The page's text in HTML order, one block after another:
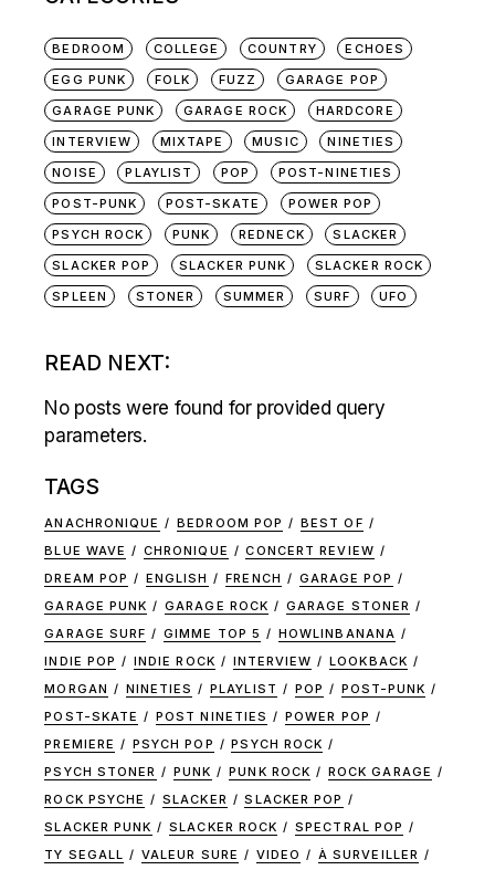
BEDROOM COLLEGE COUNTRY
ECHOES
EGG PUNK
FOLK FUZZ
GARAGE POP
GARAGE PUNK
GARAGE ROCK
HARDCORE
INTERVIEW
MIXTAPE MUSIC
NINETIES
NOISE
PLAYLIST POP
POST-NINETIES
POST-PUNK
POST-SKATE
POWER POP
PSYCH ROCK
PUNK REDNECK
SLACKER
SLACKER POP
SLACKER PUNK
SLACKER ROCK
SPLEEN
STONER SUMMER SURF UFO
READ NEXT:
No posts were found for provided query
parameters.
TAGS
ANACHRONIQUE BEDROOM POP
BEST OF
BLUE WAVE
CHRONIQUE
CONCERT REVIEW
DREAM POP
ENGLISH FRENCH
GARAGE POP
GARAGE PUNK
GARAGE ROCK
GARAGE STONER
GARAGE SURF
GIMME TOP 5
HOWLINBANANA
INDIE POP
INDIE ROCK INTERVIEW
LOOKBACK
MORGAN
NINETIES PLAYLIST POP
POST-PUNK
POST-SKATE
POST NINETIES
POWER POP
PREMIERE
PSYCH POP
PSYCH ROCK
PSYCH STONER
PUNK PUNK ROCK
ROCK GARAGE
ROCK PSYCHE
SLACKER
SLACKER POP
SLACKER PUNK
SLACKER ROCK
SPECTRAL POP
TY SEGALL
VALEUR SURE VIDEO À SURVEILLER